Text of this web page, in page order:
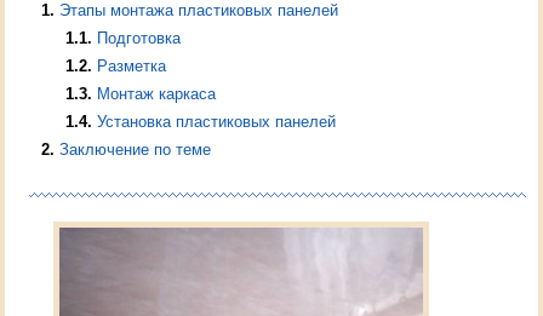
1 Этапы монтажа пластиковых панелей
1.1
Подготовка
1.2
Разметка
1.3
Монтаж каркаса
1.4 Установка пластиковых панелей
2 Заключение по теме